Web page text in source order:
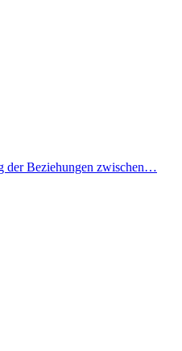
der Beziehungen zwischen…